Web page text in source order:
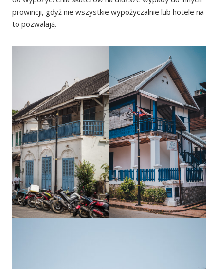
prowincji, gdyż nie wszystkie wypożyczalnie lub hotele na
to pozwalają.